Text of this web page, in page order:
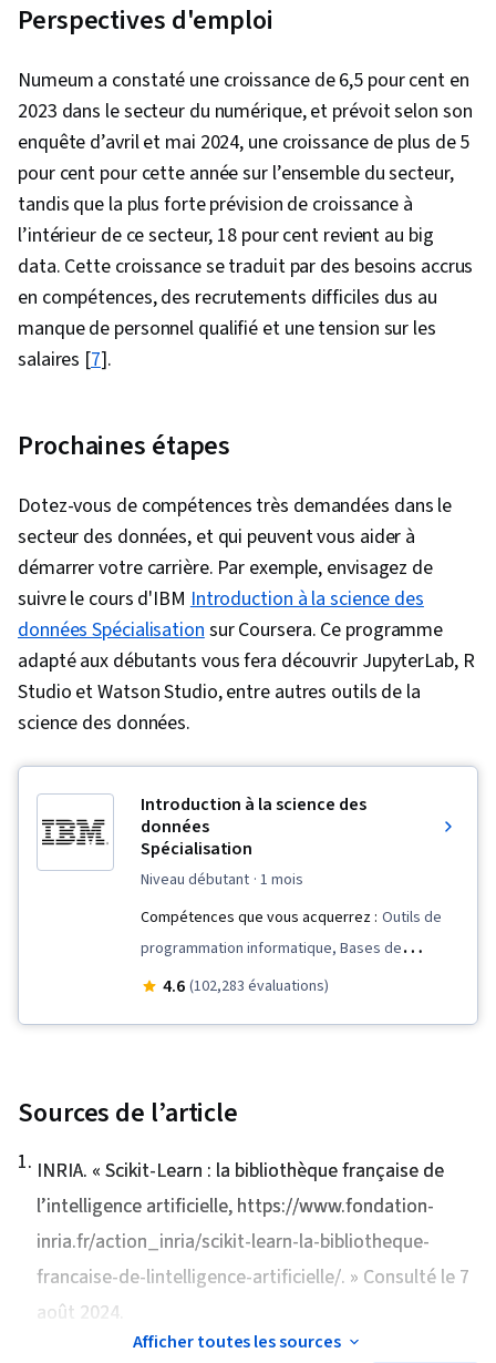
Perspectives d'emploi
Numeum a constaté une croissance de 6,5 pour cent en
2023 dans le secteur du numérique, et prévoit selon son
enquête d’avril et mai 2024, une croissance de plus de 5
pour cent pour cette année sur l’ensemble du secteur,
tandis que la plus forte prévision de croissance à
l’intérieur de ce secteur, 18 pour cent revient au big
data. Cette croissance se traduit par des besoins accrus
en compétences, des recrutements difficiles dus au
manque de personnel qualifié et une tension sur les
salaires [7].
Prochaines étapes
Dotez-vous de compétences très demandées dans le
secteur des données, et qui peuvent vous aider à
démarrer votre carrière. Par exemple, envisagez de
suivre le cours d'IBMIntroduction à la science des
données Spécialisationsur Coursera. Ce programme
adapté aux débutants vous fera découvrir JupyterLab, R
Studio et Watson Studio, entre autres outils de la
science des données.
Introduction à la science des
données
Spécialisation
niveau débutant · 1 mois
Compétences que vous acquerrez : Outils de
programmation informatique, Bases de
données relationnelles, Évaluation du modèle,
Déploiement du modèle, Programmation
Prétraitement des données, Big Data, SQL,
Gestion des bases de données, Procédure
stockée, Analyse de l'activité, Manipulation de
d'apprentissage automatique), GitHub, Plates-
développement de logiciels, Contrôle des
4.6 (102,283 évaluations)
Sources de l’article
1. INRIA. « Scikit-Learn : la bibliothèque française de
l’intelligence artificielle, https://www.fondation-
inria.fr/action_inria/scikit-learn-la-bibliotheque-
francaise-de-lintelligence-artificielle/. » Consulté le 7
août 2024.
Afficher toutes les sources